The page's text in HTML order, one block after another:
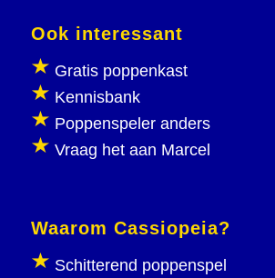
Ook interessant
Gratis poppenkast
Kennisbank
Poppenspeler anders
Vraag het aan Marcel
Waarom Cassiopeia?
Schitterend poppenspel